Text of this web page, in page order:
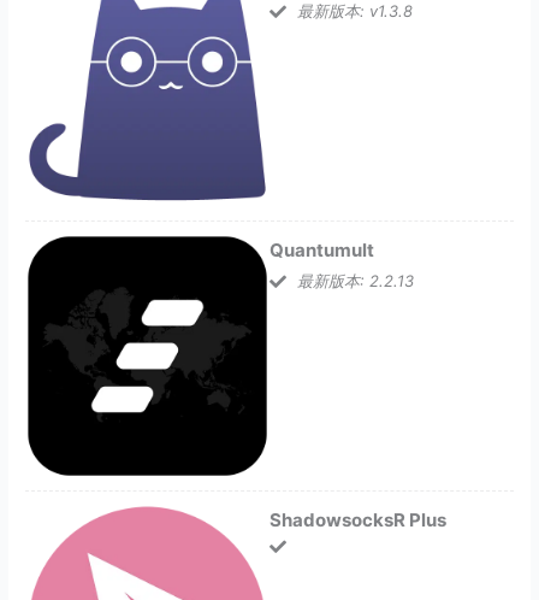
最新版本: v1.3.8
Quantumult
最新版本: 2.2.13
ShadowsocksR Plus